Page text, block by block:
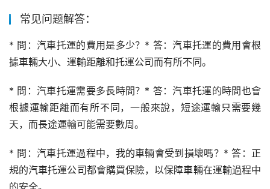
常见问题解答：
* 問：汽車托運的費用是多少？* 答：汽車托運的費用會根
據車輛大小、運輸距離和托運公司而有所不同。
* 問：汽車托運需要多長時間？* 答：汽車托運的時間也會
根據運輸距離而有所不同，一般來說，短途運輸只需要幾
天，而長途運輸可能需要數周。
* 問：汽車托運過程中，我的車輛會受到損壞嗎？* 答：正
規的汽車托運公司都會購買保險，以保障車輛在運輸過程中